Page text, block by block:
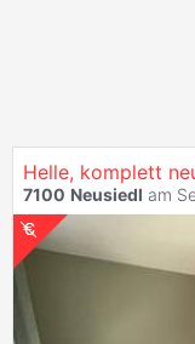
7100 Neusiedl am